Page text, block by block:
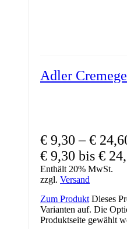
Adler
€ 9,30 –€
€ 9,30 bis €
Enthält 20% MwSt.
zzgl. Versand
Zum Produkt Dieses
Varianten auf. Die
Produktseite gewählt